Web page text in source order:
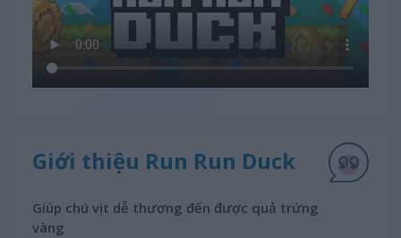
Giới thiệu Run Run Duck
Giúp chú vịt dễ thương đến được quả trứng
vàng